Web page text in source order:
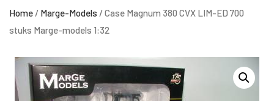
Home / Marge-Models / Case Magnum 380 CVX LIM-ED 700
stuks Marge-models 1:32